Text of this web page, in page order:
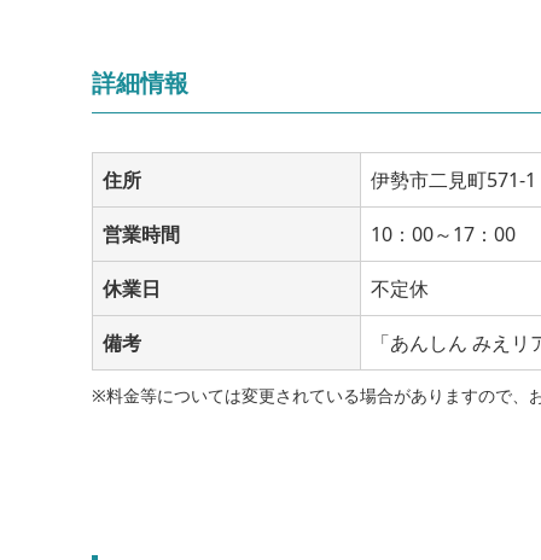
詳細情報
住所 伊勢市二見町571-1
営業時間 10：00～17：00
休業日 不定休
備考 「あんしん みえリ
※料金等については変更されている場合がありますので、